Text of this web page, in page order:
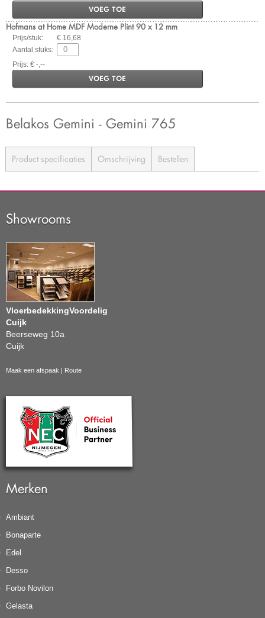
VOEG TOE
Hofmans at Home MDF Moderne Plint 90 x 12 mm
Prijs/stuk:
€ 16,68
Aantal stuks:
Prijs: € -,--
VOEG TOE
Belakos Gemini - Gemini 765
Product specificaties Omschrijving Bestellen
Showrooms
VloerbedekkingVoordelig
Cuijk
Beerseweg 10a
Cuijk
Maak een afspaak | Route
Merken
Ambiant
Bonaparte
Edel
Desso
Forbo Novilon
Gelasta